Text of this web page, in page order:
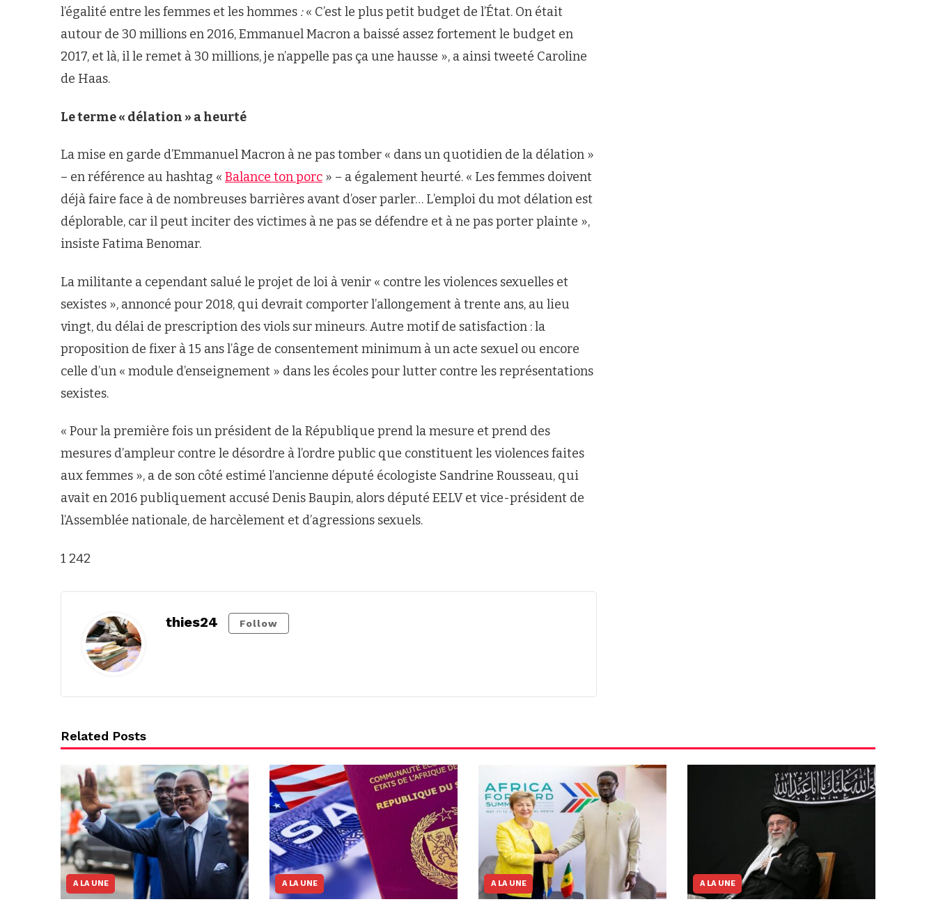
l’égalité entre les femmes et les hommes :« C’est le plus petit budget de l’État. On était
autour de 30 millions en 2016, Emmanuel Macron a baissé assez fortement le budget en
2017, et là, il le remet à 30 millions, je n’appelle pas ça une hausse », a ainsi tweeté Caroline
de Haas.
Le terme « délation » a heurté
La mise en garde d’Emmanuel Macron à ne pas tomber « dans un quotidien de la délation »
– en référence au hashtag « Balance ton porc » – a également heurté. « Les femmes doivent
déjà faire face à de nombreuses barrières avant d’oser parler… L’emploi du mot délation est
déplorable, car il peut inciter des victimes à ne pas se défendre et à ne pas porter plainte »,
insiste Fatima Benomar.
La militante a cependant salué le projet de loi à venir « contre les violences sexuelles et
sexistes », annoncé pour 2018, qui devrait comporter l’allongement à trente ans, au lieu
vingt, du délai de prescription des viols sur mineurs. Autre motif de satisfaction : la
proposition de fixer à 15 ans l’âge de consentement minimum à un acte sexuel ou encore
celle d’un « module d’enseignement » dans les écoles pour lutter contre les représentations
sexistes.
« Pour la première fois un président de la République prend la mesure et prend des
mesures d’ampleur contre le désordre à l’ordre public que constituent les violences faites
aux femmes », a de son côté estimé l’ancienne député écologiste Sandrine Rousseau, qui
avait en 2016 publiquement accusé Denis Baupin, alors député EELV et vice-président de
l’Assemblée nationale, de harcèlement et d’agressions sexuels.
1 242
thies24 Follow
Related Posts
A LA UNE A LA UNE A LA UNE A LA UNE